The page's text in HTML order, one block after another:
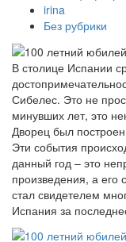
irina
Без рубрики
В столице Испании
Сибелес. Это не
минувших лет, это
Дворец был
Эти события
данный год – это
произведения, а его
стал свидетелем
Испания за